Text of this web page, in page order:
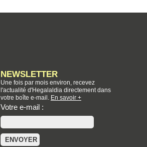
NEWSLETTER
Une fois par mois environ, recevez
l'actualité d'Hegalaldia directement dans
votre boîte e-mail. En savoir +
Votre e-mail :